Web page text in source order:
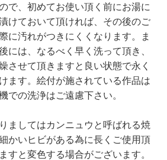
で、初めてお使い頂く前にお湯に
けておいて頂ければ、その後のご
に汚れがつきにくくなります。ま
には、なるべく早く洗って頂き、
させて頂きますと良い状態で永く
ます。絵付が施されている作品は
での洗浄はご遠慮下さい。
ましてはカンニュウと呼ばれる焼
かいヒビがある為に長くご使用頂
すと変色する場合がございます。